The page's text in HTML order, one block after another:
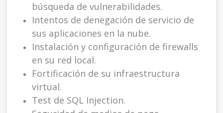
búsqueda de vulnerabilidades.
Intentos de denegación de servicio de
sus aplicaciones en la nube.
Instalación y configuración de firewalls
en su red local.
Fortificación de su infraestructura
virtual.
Test de SQL Injection.